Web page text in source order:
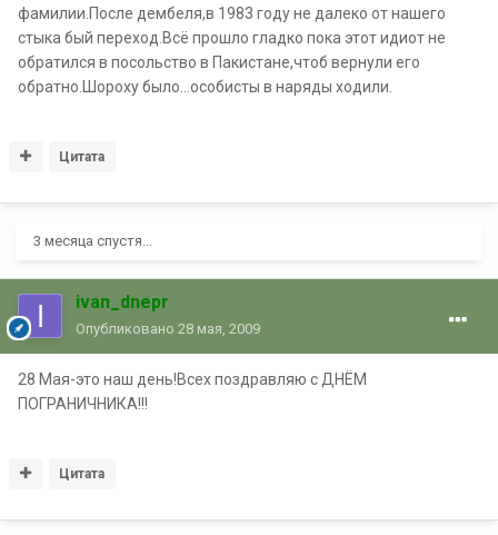
фамилии.После дембеля,в 1983 году не далеко от нашего
стыка бый переход.Всё прошло гладко пока этот идиот не
обратился в посольство в Пакистане,чтоб вернули его
обратно.Шороху было...особисты в наряды ходили.
Цитата
3 месяца спустя...
ivan_dnepr
Опубликовано 28 мая, 2009
28 Мая-это наш день!Всех поздравляю с ДНЁМ
ПОГРАНИЧНИКА!!!
Цитата